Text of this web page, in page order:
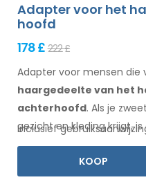
Adapter voor het
hoofd
178 £222 £
Adapter voor mensen die
haargedeelte van het
achterhoofd. Als je
gezichten kledingkrijgt, is
Electro Antiperspirant
ELITE, iets voor jou.
Inclusief
KOOP